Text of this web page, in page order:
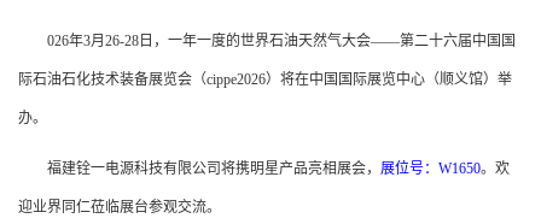
026年3月26-28日，一年一度的世界石油天然气大会——第二十六届中国国
际石油石化技术装备展览会（cippe2026）将在中国国际展览中心（顺义馆）举
办。
福建铨一电源科技有限公司将携明星产品亮相展会， 展位号：W1650。欢
迎业界同仁莅临展台参观交流。